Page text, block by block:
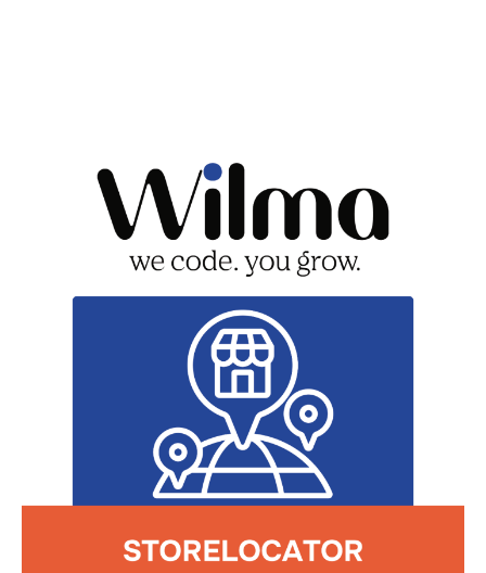
Store Locator Erweiterung
169,00 €
Die Store Locator-Erweiterung hilft Ihren Kunden ganz
einfach, Ihre physischen Ladenstandorte, Lager,
Packstationen und alle Standorte auf Ihrer Website mit
der Unterstützung von interaktiven Google Maps zu
finden. Kunden können nach Postleitzahl, Land, Stadt
und Entfernung suchen, und dann werden relevante
Ergebnisse in der Dropdown-Liste angezeigt. Die
Erweiterung zeigt die Standard-Ladeninformationen der
alle Orte, an denen die Produkte erhältlich sind.